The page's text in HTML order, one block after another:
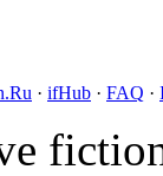
· ifHub · FAQ ·